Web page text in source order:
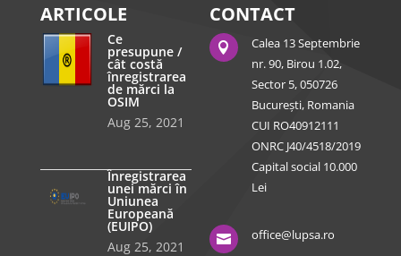
ARTICOLE
Ce
presupune /
cât costă
înregistrarea
de mărci la
OSIM
Aug 25, 2021
Înregistrarea
unei mărci în
Uniunea
Europeană
(EUIPO)
Aug 25, 2021
CONTACT

Calea 13 Septembrie
nr. 90, Birou 1.02,
Sector 5, 050726
București, Romania
CUI RO40912111
ONRC J40/4518/2019
Capital social 10.000
Lei

office@lupsa.ro